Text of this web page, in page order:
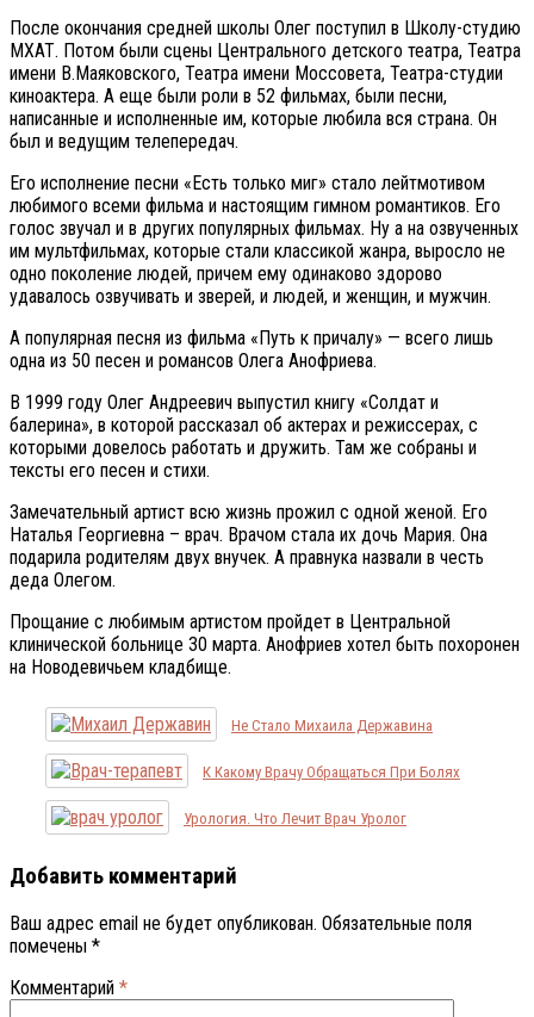
После окончания средней школы Олег поступил в Школу-студию
МХАТ. Потом были сцены Центрального детского театра, Театра
имени В.Маяковского, Театра имени Моссовета, Театра-студии
киноактера. А еще были роли в 52 фильмах, были песни,
написанные и исполненные им, которые любила вся страна. Он
был и ведущим телепередач.
Его исполнение песни «Есть только миг» стало лейтмотивом
любимого всеми фильма и настоящим гимном романтиков. Его
голос звучал и в других популярных фильмах. Ну а на озвученных
им мультфильмах, которые стали классикой жанра, выросло не
одно поколение людей, причем ему одинаково здорово
удавалось озвучивать и зверей, и людей, и женщин, и мужчин.
А популярная песня из фильма «Путь к причалу» — всего лишь
одна из 50 песен и романсов Олега Анофриева.
В 1999 году Олег Андреевич выпустил книгу «Солдат и
балерина», в которой рассказал об актерах и режиссерах, с
которыми довелось работать и дружить. Там же собраны и
тексты его песен и стихи.
Замечательный артист всю жизнь прожил с одной женой. Его
Наталья Георгиевна – врач. Врачом стала их дочь Мария. Она
подарила родителям двух внучек. А правнука назвали в честь
деда Олегом.
Прощание с любимым артистом пройдет в Центральной
клинической больнице 30 марта. Анофриев хотел быть похоронен
на Новодевичьем кладбище.
Не Стало Михаила Державина
К Какому Врачу Обращаться При Болях
Урология. Что Лечит Врач Уролог
Добавить комментарий
Ваш адрес email не будет опубликован. Обязательные поля
помечены *
Комментарий *